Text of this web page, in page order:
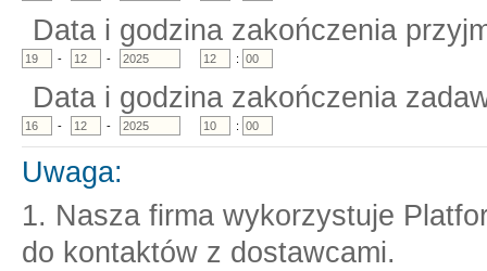
Data i godzina zakończenia
- - :
Data i godzina zakończenia
- - :
Uwaga:
1. Nasza firma wykorzystuje
do kontaktów z dostawcami.